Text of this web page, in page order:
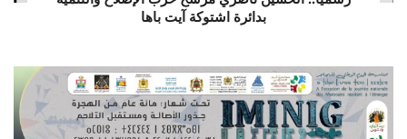
بدائرة اشتوكة آيت باها